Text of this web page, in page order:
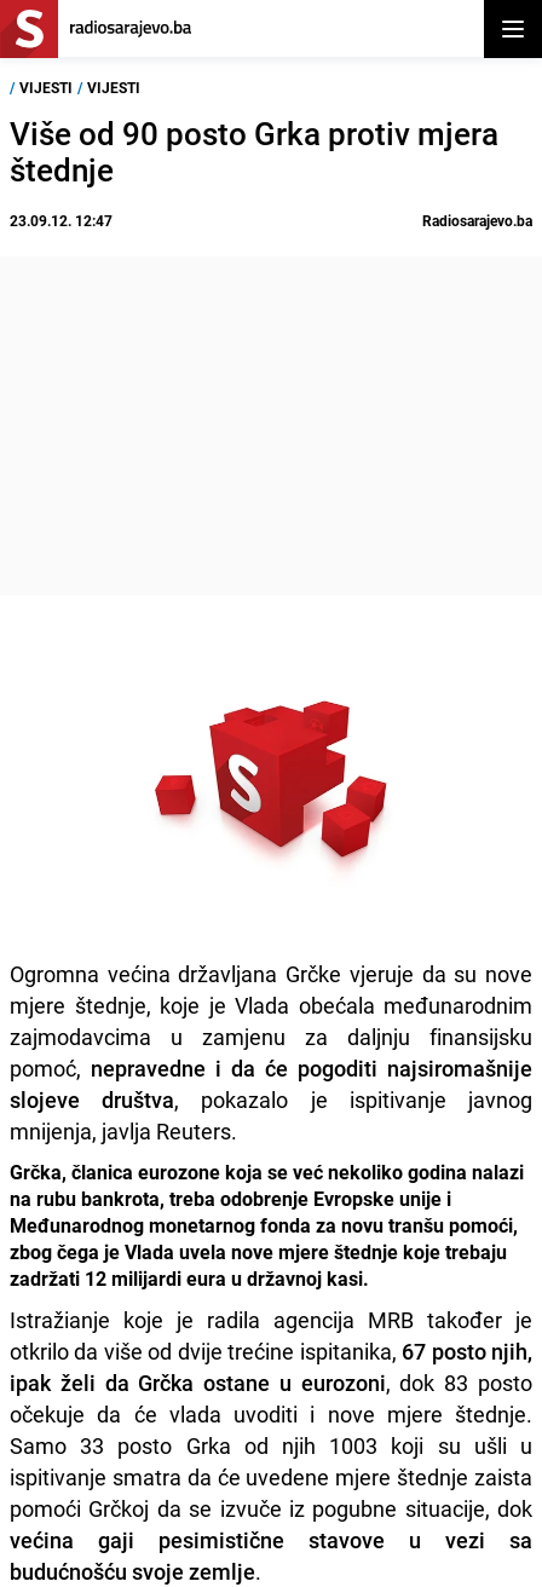
/ VIJESTI / VIJESTI
Više od 90 posto Grka protiv mjera
štednje
23.09.12. 12:47 Radiosarajevo.ba
Ogromna većina državljana Grčke vjeruje da su nove
mjere štednje, koje je Vlada obećala međunarodnim
zajmodavcima u zamjenu za daljnju finansijsku
pomoć, nepravedne i da će pogoditi najsiromašnije
slojeve društva, pokazalo je ispitivanje javnog
mnijenja, javlja Reuters.
Grčka, članica eurozone koja se već nekoliko godina nalazi
na rubu bankrota, treba odobrenje Evropske unije i
Međunarodnog monetarnog fonda za novu tranšu pomoći,
zbog čega je Vlada uvela nove mjere štednje koje trebaju
zadržati 12 milijardi eura u državnoj kasi.
Istražianje koje je radila agencija MRB također je
otkrilo da više od dvije trećine ispitanika, 67 posto njih,
ipak želi da Grčka ostane u eurozoni, dok 83 posto
očekuje da će vlada uvoditi i nove mjere štednje.
Samo 33 posto Grka od njih 1003 koji su ušli u
ispitivanje smatra da će uvedene mjere štednje zaista
pomoći Grčkoj da se izvuče iz pogubne situacije, dok
većina gaji pesimistične stavove u vezi sa
budućnošću svoje zemlje.